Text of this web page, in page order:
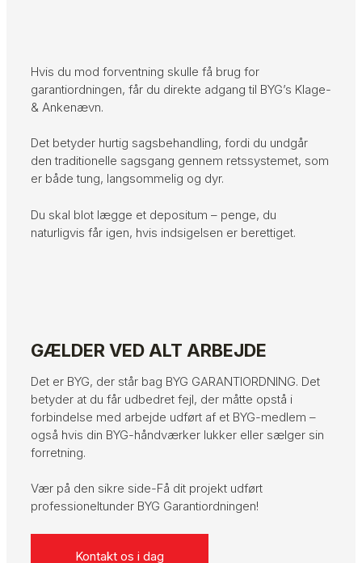
Hvis du mod forventning skulle få brug for
garantiordningen, får du direkte adgang til BYG’s Klage-
& Ankenævn.
Det betyder hurtig sagsbehandling, fordi du undgår
den traditionelle sagsgang gennem retssystemet, som
er både tung, langsommelig og dyr.
Du skal blot lægge et depositum – penge, du
naturligvis får igen, hvis indsigelsen er berettiget.
GÆLDER VED ALT ARBEJDE
Det er BYG, der står bag BYG GARANTIORDNING. Det
betyder at du får udbedret fejl, der måtte opstå i
forbindelse med arbejde udført af et BYG-medlem –
også hvis din BYG-håndværker lukker eller sælger sin
forretning.​
Vær på den sikre side-Få dit projekt udført
professioneltunder BYG Garantiordningen!​
Kontakt os i dag